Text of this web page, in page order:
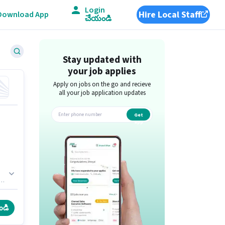
App Login
చేయండి Hire Local Staff
Stay updated with
your job applies
Apply on jobs on the go and recieve
all your job application updates
Get
app